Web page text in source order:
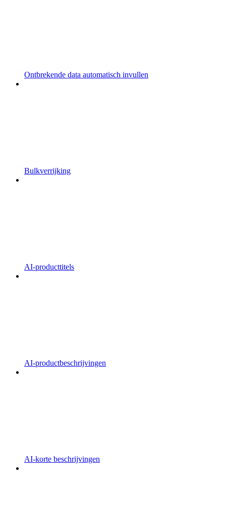
Ontbrekende data automatisch invullen
Bulkverrijking
AI-producttitels
AI-productbeschrijvingen
AI-korte beschrijvingen